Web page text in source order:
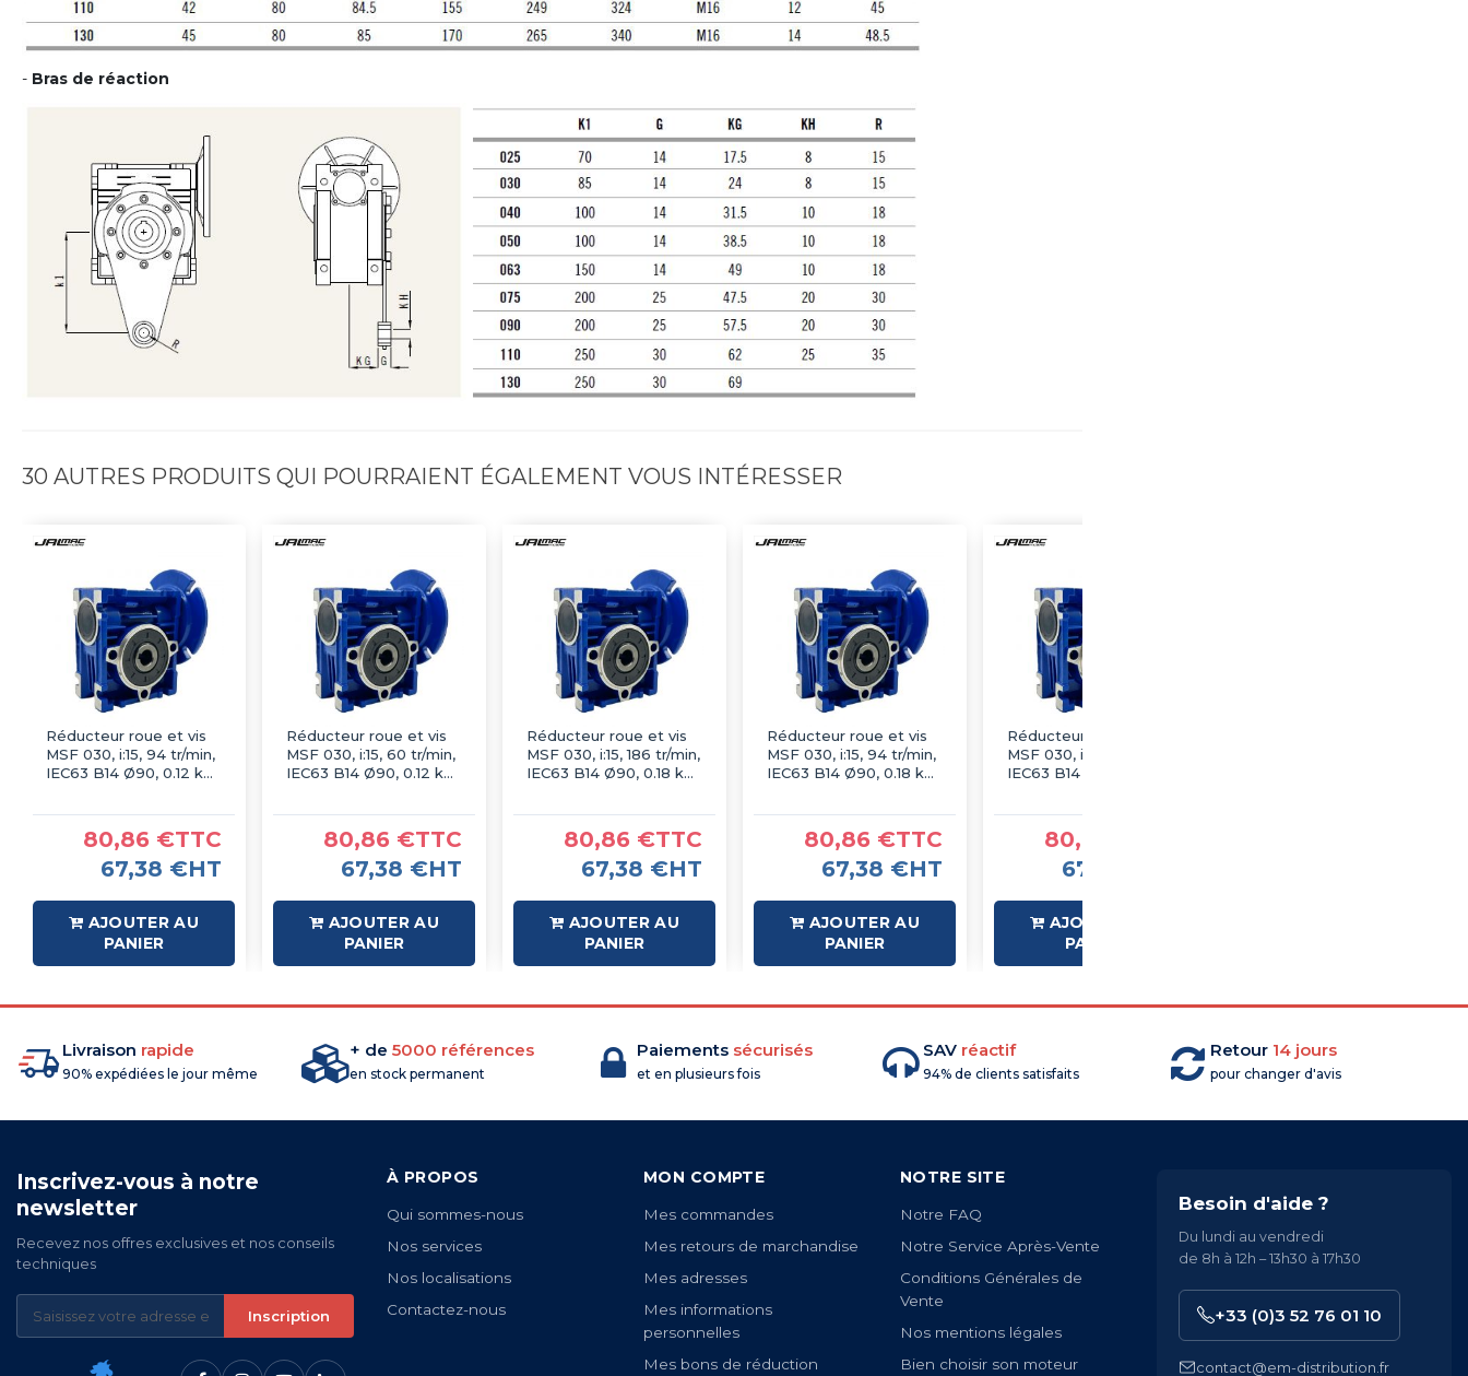
- Bras de réaction
30 AUTRES PRODUITS QUI POURRAIENT ÉGALEMENT VOUS INTÉRESSER
Réducteur roue et vis
MSF 030, i:15, 94 tr/min,
IEC63 B14 Ø90, 0.12 kW
80,86 €TTC
67,38 €HT
AJOUTER AU
PANIER
Réducteur roue et vis
MSF 030, i:15, 60 tr/min,
IEC63 B14 Ø90, 0.12 kW
80,86 €TTC
67,38 €HT
AJOUTER AU
PANIER
Réducteur roue et vis
MSF 030, i:15, 186 tr/min,
IEC63 B14 Ø90, 0.18 kW
80,86 €TTC
67,38 €HT
AJOUTER AU
PANIER
Réducteur roue et vis
MSF 030, i:15, 94 tr/min,
IEC63 B14 Ø90, 0.18 kW
80,86 €TTC
67,38 €HT
AJOUTER AU
PANIER
Réducteur roue et vis
MSF 030, i:15, 186 tr/min,
IEC63 B14 Ø90, 0.25
80,86 €TTC
67,38 €HT
AJOUTER AU
PANIER
Livraison rapide
90% expédiées le jour même
+ de 5000 références
en stock permanent
Paiements sécurisés
et en plusieurs fois
SAV réactif
94% de clients satisfaits
Retour 14 jours
pour changer d'avis
Inscrivez-vous à notre
newsletter
Recevez nos offres exclusives et nos conseils
techniques
Inscription
À PROPOS
Qui sommes-nous
Nos services
Nos localisations
Contactez-nous
MON COMPTE
Mes commandes
Mes retours de marchandise
Mes adresses
Mes informations
personnelles
Mes bons de réduction
NOTRE SITE
Notre FAQ
Notre Service Après-Vente
Conditions Générales de
Vente
Nos mentions légales
Bien choisir son moteur
Besoin d'aide ?
Du lundi au vendredi
de 8h à 12h – 13h30 à 17h30
+33 (0)3 52 76 01 10
contact@em-distribution.fr